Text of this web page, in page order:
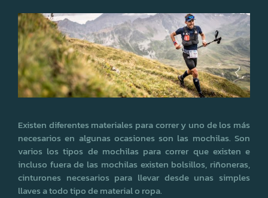
Existen diferentes materiales para correr y uno de los más
necesarios en algunas ocasiones son las mochilas. Son
varios los tipos de mochilas para correr que existen e
incluso fuera de las mochilas existen bolsillos, riñoneras,
cinturones necesarios para llevar desde unas simples
llaves a todo tipo de material o ropa.